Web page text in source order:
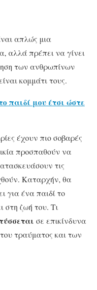
απλώς μια
αλλά πρέπει να γίνει
των ανθρωπίνων
κομμάτι τους.
παιδί μου έτσι ώστε
έχουν πιο σοβαρές
προσπαθούν να
τις
Καταρχήν, θα
για ένα παιδί το
στη ζωή του. Τι
σε επικίνδυνα
τραύματος και των